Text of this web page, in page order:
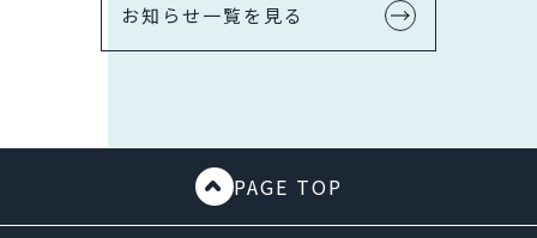
お知らせ一覧を見る
PAGE TOP